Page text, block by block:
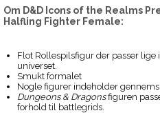
Om D&D Icons of the Realms
Halfling Fighter Female:
Flot Rollespilsfigur der passer lige
universet.
Smukt formalet
Nogle figurer indeholder
Dungeons & Dragonsfiguren
forhold til battlegrids.